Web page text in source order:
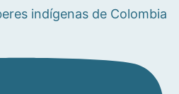
indígenas de Colombia